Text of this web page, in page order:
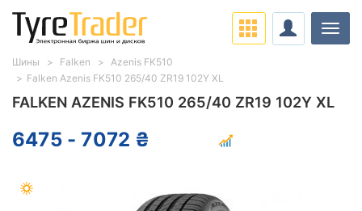
FALKEN AZENIS FK510 265/40 ZR19 102Y XL
6475 - 7072 ₴
Шины Falken
Azenis FK510
Falken Azenis FK510 265/40 ZR19 102Y XL